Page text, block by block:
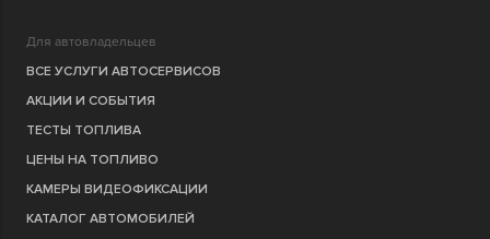
Для автовладельцев
ВСЕ УСЛУГИ АВТОСЕРВИСОВ
АКЦИИ И СОБЫТИЯ
ТЕСТЫ ТОПЛИВА
ЦЕНЫ НА ТОПЛИВО
КАМЕРЫ ВИДЕОФИКСАЦИИ
КАТАЛОГ АВТОМОБИЛЕЙ